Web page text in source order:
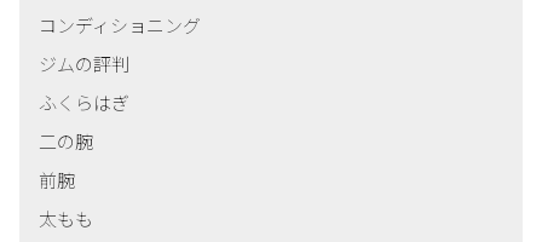
コンディショニング
ジムの評判
ふくらはぎ
二の腕
前腕
太もも